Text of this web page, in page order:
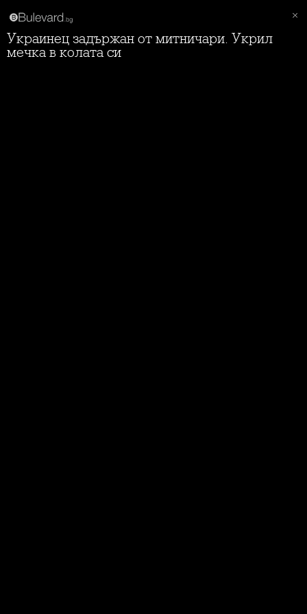
Украинец задържан от митничари. Укрил
мечка в колата си